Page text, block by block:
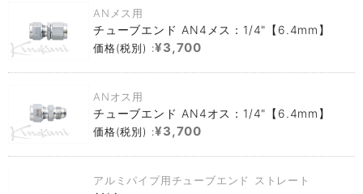
ANメス用
チューブエンド AN4メス：1/4"【6.4mm】
価格(税別) :¥3,700
ANオス用
チューブエンド AN4オス：1/4"【6.4mm】
価格(税別) :¥3,700
アルミパイプ用チューブエンド ストレート